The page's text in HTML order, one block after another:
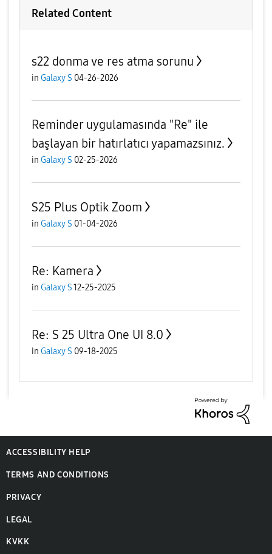
Related Content
s22 donma ve res atma sorunu
in Galaxy S 04-26-2026
Reminder uygulamasında "Re" ile
başlayan bir hatırlatıcı yapamazsınız.
in Galaxy S 02-25-2026
S25 Plus Optik Zoom
in Galaxy S 01-04-2026
Re: Kamera
in Galaxy S12-25-2025
Re: S 25 Ultra One UI 8.0
in Galaxy S 09-18-2025
ACCESSIBILITY HELP
TERMS AND CONDITIONS
PRIVACY
LEGAL
KVKK